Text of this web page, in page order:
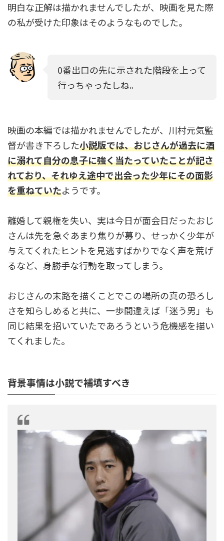
明白な正解は描かれませんでしたが、映画を見た際
の私が受けた印象はそのようなものでした。
0番出口の先に示された階段を上って
行っちゃったしね。
映画の本編では描かれませんでしたが、川村元気監
督が書き下ろした小説版では、おじさんが過去に酒
に溺れて自分の息子に強く当たっていたことが記さ
れており、それゆえ途中で出会った少年にその面影
を重ねていたようです。
離婚して親権を失い、実は今日が面会日だったおじ
さんは先を急ぐあまり焦りが募り、せっかく少年が
与えてくれたヒントを見逃すばかりでなく声を荒げ
るなど、身勝手な行動を取ってしまう。
おじさんの末路を描くことでこの場所の真の恐ろし
さを知らしめると共に、一歩間違えば「迷う男」も
同じ結果を招いていたであろうという危機感を描い
てくれました。
背景事情は小説で補填すべき